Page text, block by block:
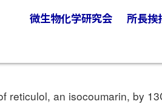
微生物化学研究会 所長挨
an isocoumarin, by